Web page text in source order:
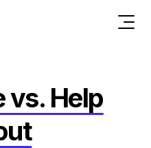
vs. Help